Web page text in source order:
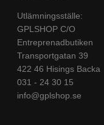
Utlämningsställe:
GPLSHOP C/O
Entreprenadbutiken
Transportgatan 39
422 46 Hisings Backa
031 - 24 30 15
info@gplshop.se